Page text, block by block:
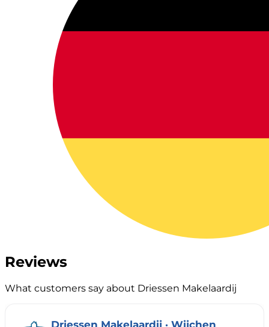
Reviews
What customers say about Driessen Makelaardij